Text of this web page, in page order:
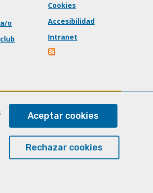
o
club
Cookies
Accesibilidad
Intranet
Aceptar cookies
Rechazar cookies